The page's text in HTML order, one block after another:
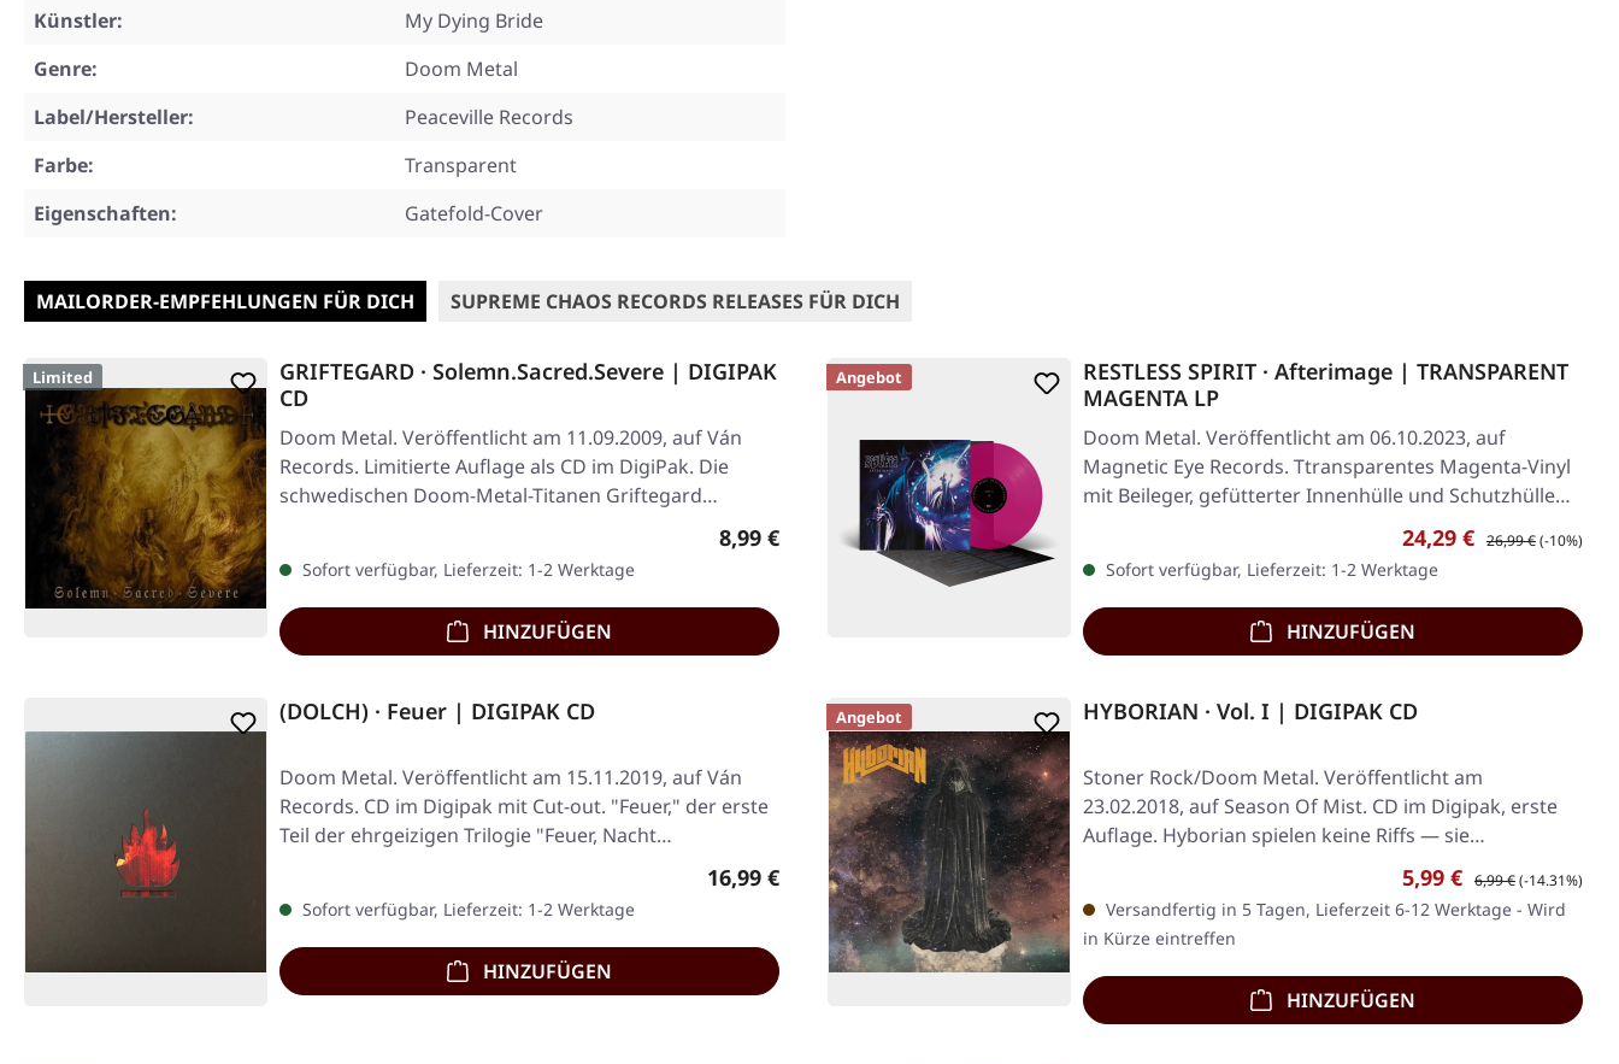
Künstler:
My Dying Bride
Genre:
Doom Metal
Label/Hersteller:
Peaceville Records
Farbe:
Transparent
Eigenschaften:
Gatefold-Cover
MAILORDER-EMPFEHLUNGEN FÜR DICH SUPREME CHAOS RECORDS RELEASES FÜR DICH
Limited
GRIFTEGARD · Solemn.Sacred.Severe | DIGIPAK
CD
Doom Metal. Veröffentlicht am 11.09.2009, auf Ván
Records. Limitierte Auflage als CD im DigiPak. Die
schwedischen Doom-Metal-Titanen Griftegard…
Regulärer Preis:
8,99 €
Sofort verfügbar, Lieferzeit: 1-2 Werktage
HINZUFÜGEN
Angebot
RESTLESS SPIRIT · Afterimage | TRANSPARENT
MAGENTA LP
Doom Metal. Veröffentlicht am 06.10.2023, auf
Magnetic Eye Records. Ttransparentes Magenta-Vinyl
mit Beileger, gefütterter Innenhülle und Schutzhülle…
Verkaufspreis:
24,29 € Regulärer Preis:
26,99 €(-10%)
Sofort verfügbar, Lieferzeit: 1-2 Werktage
HINZUFÜGEN
(DOLCH) · Feuer | DIGIPAK CD
Doom Metal. Veröffentlicht am 15.11.2019, auf Ván
Records. CD im Digipak mit Cut-out. "Feuer," der erste
Teil der ehrgeizigen Trilogie "Feuer, Nacht…
Regulärer Preis:
16,99 €
Sofort verfügbar, Lieferzeit: 1-2 Werktage
HINZUFÜGEN
Angebot HYBORIAN · Vol. I | DIGIPAK CD
Stoner Rock/Doom Metal. Veröffentlicht am
23.02.2018, auf Season Of Mist. CD im Digipak, erste
Auflage. Hyborian spielen keine Riffs — sie
Verkaufspreis:
5,99 € Regulärer Preis:
6,99 €(-14.31%)
Versandfertig in 5 Tagen, Lieferzeit 6-12 Werktage - Wird
in Kürze eintreffen
HINZUFÜGEN